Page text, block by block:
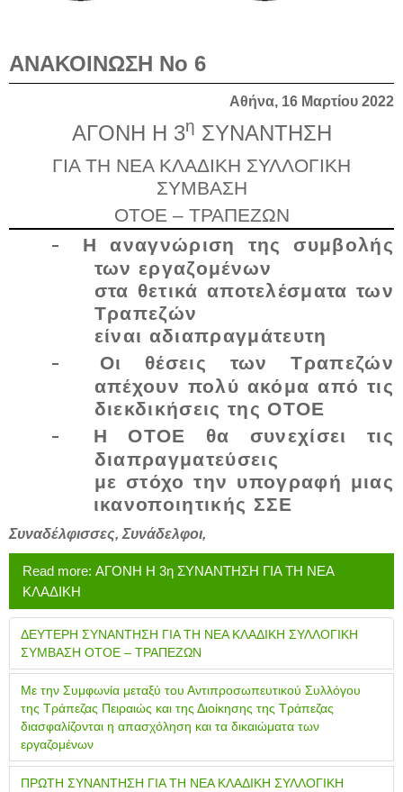
ΑΝΑΚΟΙΝΩΣΗ Νο 6
Αθήνα, 16 Μαρτίου 2022
ΑΓΟΝΗ Η 3η ΣΥΝΑΝΤΗΣΗ
ΓΙΑ ΤΗ ΝΕΑ ΚΛΑΔΙΚΗ ΣΥΛΛΟΓΙΚΗ
ΣΥΜΒΑΣΗ
ΟΤΟΕ – ΤΡΑΠΕΖΩΝ
-
Η αναγνώριση της συμβολής
των εργαζομένων
στα θετικά αποτελέσματα των
Τραπεζών
είναι αδιαπραγμάτευτη
-
Οι θέσεις των Τραπεζών
απέχουν πολύ ακόμα από τις
διεκδικήσεις της ΟΤΟΕ
-
Η ΟΤΟΕ θα συνεχίσει τις
διαπραγματεύσεις
με στόχο την υπογραφή μιας
ικανοποιητικής ΣΣΕ
Συναδέλφισσες, Συνάδελφοι,
Read more: ΑΓΟΝΗ Η 3η ΣΥΝΑΝΤΗΣΗ ΓΙΑ ΤΗ ΝΕΑ
ΚΛΑΔΙΚΗ
ΔΕΥΤΕΡΗ ΣΥΝΑΝΤΗΣΗ ΓΙΑ ΤΗ ΝΕΑ ΚΛΑΔΙΚΗ ΣΥΛΛΟΓΙΚΗ
ΣΥΜΒΑΣΗ ΟΤΟΕ – ΤΡΑΠΕΖΩΝ
Με την Συμφωνία μεταξύ του Αντιπροσωπευτικού Συλλόγου
της Τράπεζας Πειραιώς και της Διοίκησης της Τράπεζας
διασφαλίζονται η απασχόληση και τα δικαιώματα των
εργαζομένων
ΠΡΩΤΗ ΣΥΝΑΝΤΗΣΗ ΓΙΑ ΤΗ ΝΕΑ ΚΛΑΔΙΚΗ ΣΥΛΛΟΓΙΚΗ